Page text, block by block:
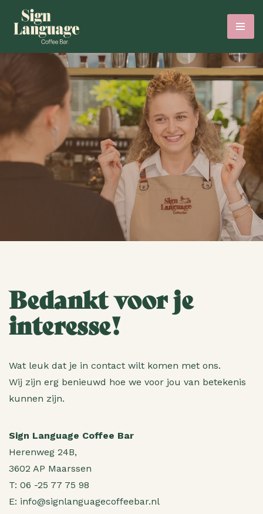
Bedankt voor je
interesse!
Wat leuk dat je in contact wilt komen met ons.
Wij zijn erg benieuwd hoe we voor jou van betekenis
kunnen zijn.
Sign Language Coffee Bar
Herenweg 24B,
3602 AP Maarssen
T:06 -25 77 75 98
E: info@signlanguagecoffeebar.nl